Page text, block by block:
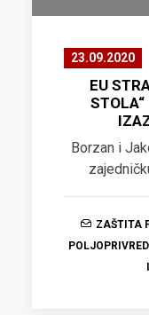
23.09.2020
EU
STOLA“
Borzan i
ZAŠTITA